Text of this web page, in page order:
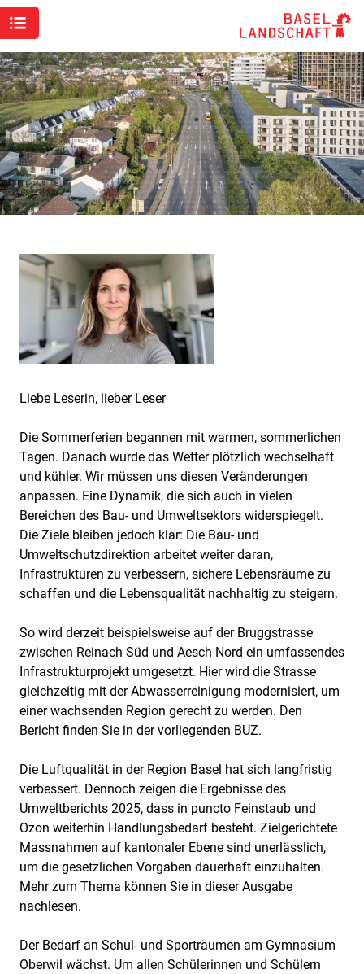
Liebe Leserin, lieber Leser
Die Sommerferien begannen mit warmen, sommerlichen
Tagen. Danach wurde das Wetter plötzlich wechselhaft
und kühler. Wir müssen uns diesen Veränderungen
anpassen. Eine Dynamik, die sich auch in vielen
Bereichen des Bau- und Umweltsektors widerspiegelt.
Die Ziele bleiben jedoch klar: Die Bau- und
Umweltschutzdirektion arbeitet weiter daran,
Infrastrukturen zu verbessern, sichere Lebensräume zu
schaffen und die Lebensqualität nachhaltig zu steigern.
So wird derzeit beispielsweise auf der Bruggstrasse
zwischen Reinach Süd und Aesch Nord ein umfassendes
Infrastrukturprojekt umgesetzt. Hier wird die Strasse
gleichzeitig mit der Abwasserreinigung modernisiert, um
einer wachsenden Region gerecht zu werden. Den
Bericht finden Sie in der vorliegenden BUZ.
Die Luftqualität in der Region Basel hat sich langfristig
verbessert. Dennoch zeigen die Ergebnisse des
Umweltberichts 2025, dass in puncto Feinstaub und
Ozon weiterhin Handlungsbedarf besteht. Zielgerichtete
Massnahmen auf kantonaler Ebene sind unerlässlich,
um die gesetzlichen Vorgaben dauerhaft einzuhalten.
Mehr zum Thema können Sie in dieser Ausgabe
nachlesen.
Der Bedarf an Schul- und Sporträumen am Gymnasium
Oberwil wächst. Um allen Schülerinnen und Schülern